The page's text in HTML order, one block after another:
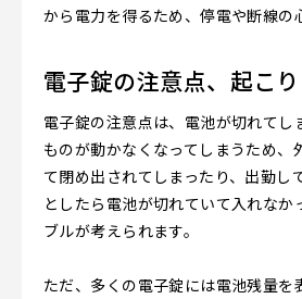
から電力を得るため、停電や断線の
電子錠の注意点、起こ
電子錠の注意点は、電池が切れてし
ものが動かなくなってしまうため、
て閉め出されてしまったり、出勤し
としたら電池が切れていて入れなか
ブルが考えられます。
ただ、多くの電子錠には電池残量を